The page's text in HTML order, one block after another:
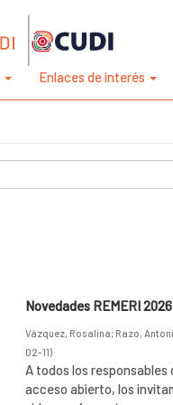
Enlaces de interés
Novedades REMERI 2026
Vázquez, Rosalina; Razo,
02-11)
A todos los
acceso abierto, los